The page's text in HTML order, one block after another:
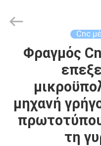
ΣΠΊΤΙ
ΠΡΟΪΌΝΤΑ
ΣΧΕΤΙΚΆ
Tuofa
Technology
Cnc
Φραγμός
μηχανή
τη